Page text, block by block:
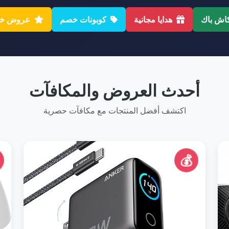
باك هدايا مجانية كوبونات خصم عروض
أحدث العروض والمكافآت
اكتشف أفضل المنتجات مع مكافآت حصرية
💰